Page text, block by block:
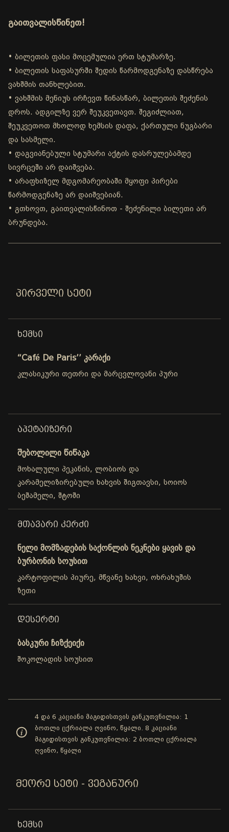
გაითვალისწინეთ!
• ბილეთის ფასი მოცემულია ერთ სტუმარზე.
• ბილეთის საფასურში შედის წარმოდგენაზე დასწრება
ვახშმის თანხლებით.
• ვახშმის მენიუს ირჩევთ წინასწარ, ბილეთის შეძენის
დროს. ადგილზე ვერ შეუკვეთავთ. შეგიძლიათ,
შეუკვეთოთ მხოლოდ ხემსის დაფა, ქართული ნუგბარი
და სასმელი.
• დაგვიანებული სტუმარი აქტის დასრულებამდე
სივრცეში არ დაიშვება.
• არაფხიზელ მდგომარეობაში მყოფი პირები
წარმოდგენაზე არ დაიშვებიან.
• გთხოვთ, გაითვალისწინოთ - შეძენილი ბილეთი არ
ბრუნდება.
ᲞᲘᲠᲕᲔᲚᲘ ᲡᲔᲢᲘ
ᲮᲔᲛᲡᲘ
“Café De Paris’’ კარაქი
კლასიკური თეთრი და მარცვლოვანი პური
ᲐᲞᲔᲢᲐᲘᲖᲔᲠᲘ
შებოლილი წიწაკა
მოხალული პეკანის, ლობიოს და
კარამელიზირებული ხახვის შიგთავსი, სოიოს
ბეშამელი, შტოში
ᲛᲗᲐᲕᲐᲠᲘ ᲙᲔᲠᲫᲘ
ნელი მომზადების საქონლის ნეკნები ყავის და
ბურბონის სოუსით
კარტოფილის პიურე, მწვანე ხახვი, ოხრახუშის
ზეთი
ᲓᲔᲡᲔᲠᲢᲘ
ბასკური ჩიზქეიქი
შოკოლადის სოუსით
4 და 6 კაციანი მაგიდისთვის განკუთვნილია: 1
ბოთლი ცქრიალა ღვინო, წყალი. 8 კაციანი
მაგიდისთვის განკუთვნილია: 2 ბოთლი ცქრიალა
ღვინო, წყალი
ᲛᲔᲝᲠᲔ ᲡᲔᲢᲘ - ᲕᲔᲒᲐᲜᲣᲠᲘ
ᲮᲔᲛᲡᲘ